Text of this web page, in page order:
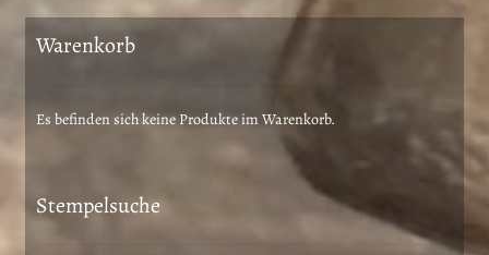
Warenkorb
Es befinden sich keine Produkte im Warenkorb.
Stempelsuche